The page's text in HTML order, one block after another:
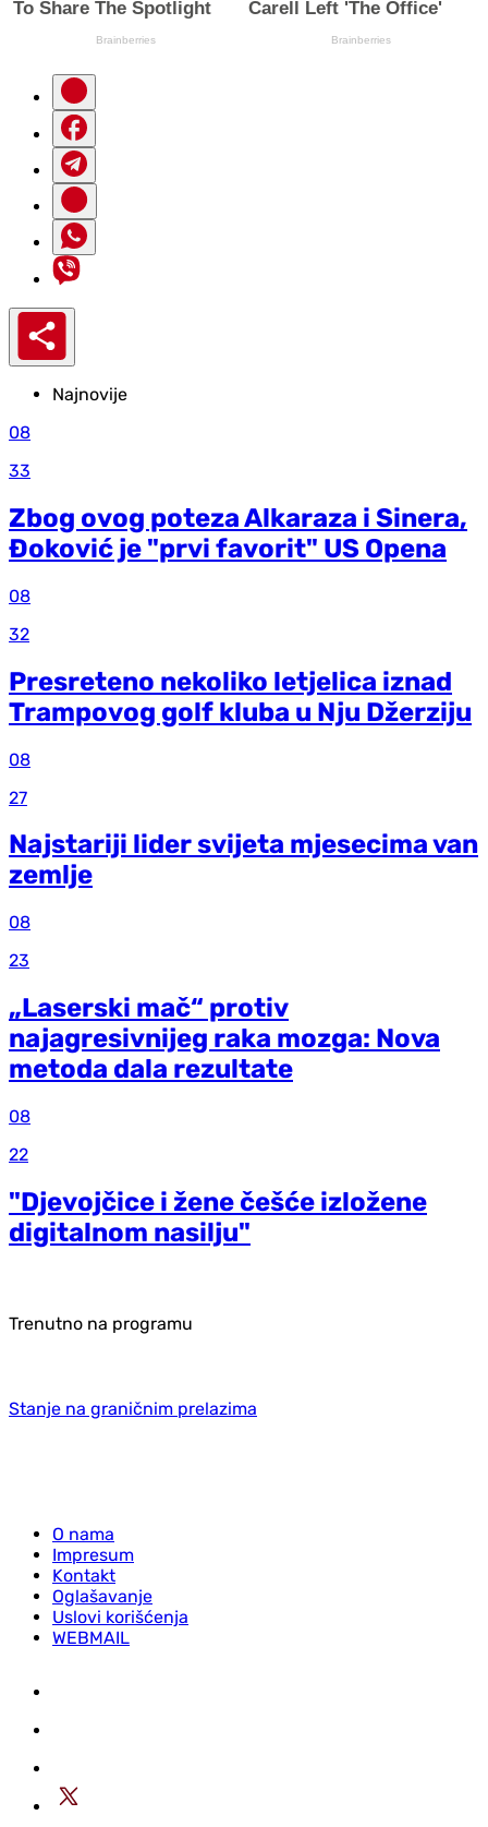
Najnovije
08
33
Zbog ovog poteza Alkaraza i Sinera,
Đoković je "prvi favorit" US Opena
08
32
Presreteno nekoliko letjelica iznad
Trampovog golf kluba u Nju Džerziju
08
27
Najstariji lider svijeta mjesecima van
zemlje
08
23
„Laserski mač“ protiv
najagresivnijeg raka mozga: Nova
metoda dala rezultate
08
22
"Djevojčice i žene češće izložene
digitalnom nasilju"
Trenutno na programu
Stanje na graničnim prelazima
O nama
Impresum
Kontakt
Oglašavanje
Uslovi korišćenja
WEBMAIL